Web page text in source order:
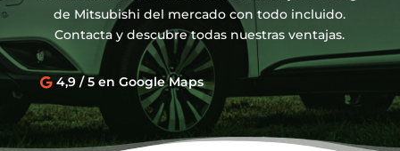
de Mitsubishi del mercado con todo incluido.
Contacta y descubre todas nuestras ventajas.
 4,9 / 5 en Google Maps